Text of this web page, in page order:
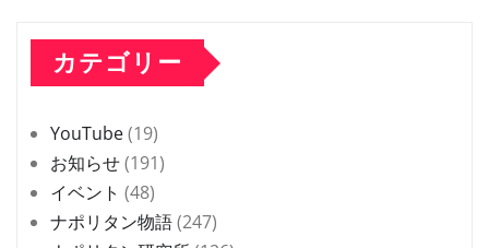
カテゴリー
YouTube(19)
お知らせ(191)
イベント (48)
ナポリタン物語(247)